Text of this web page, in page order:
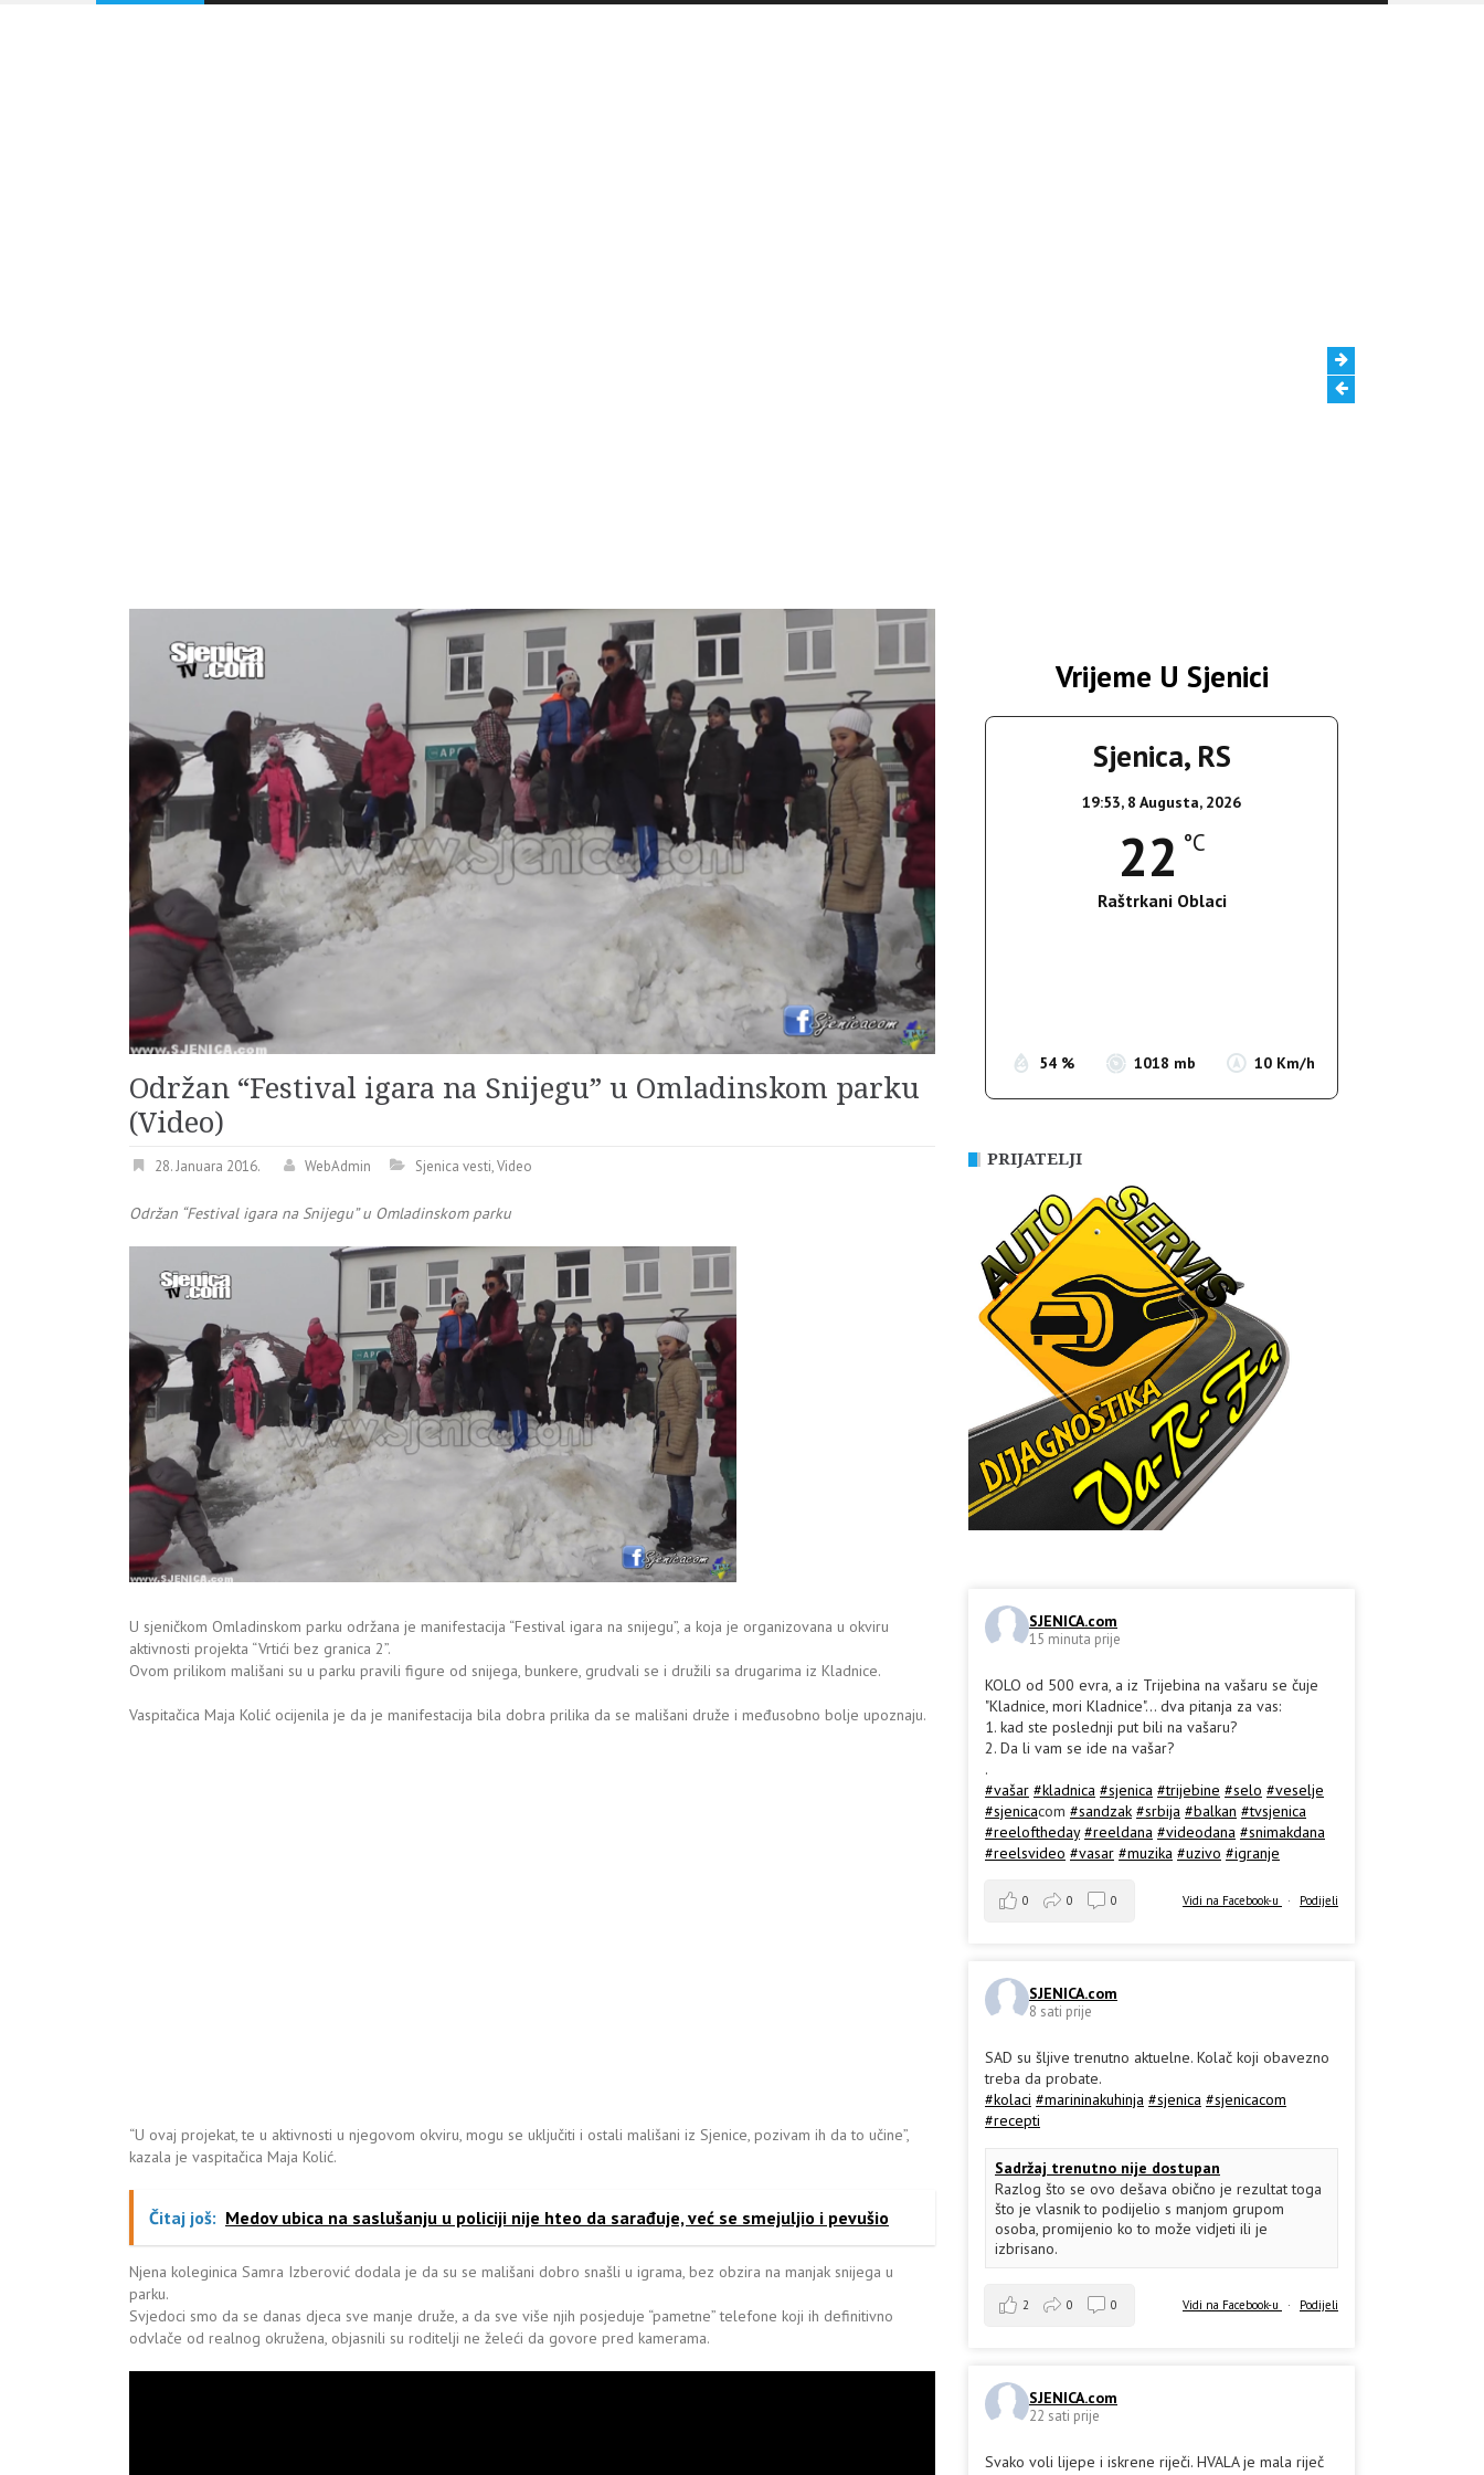
Održan “Festival igara na Snijegu” u Omladinskom parku
(Video)
28. Januara 2016. WebAdmin Sjenica vesti,Video
Održan “Festival igara na Snijegu” u Omladinskom parku
U sjeničkom Omladinskom parku održana je manifestacija “Festival igara na snijegu”, a koja je organizovana u okviru
aktivnosti projekta “Vrtići bez granica 2”.
Ovom prilikom mališani su u parku pravili figure od snijega, bunkere, grudvali se i družili sa drugarima iz Kladnice.
Vaspitačica Maja Kolić ocijenila je da je manifestacija bila dobra prilika da se mališani druže i međusobno bolje upoznaju.
“U ovaj projekat, te u aktivnosti u njegovom okviru, mogu se uključiti i ostali mališani iz Sjenice, pozivam ih da to učine”,
kazala je vaspitačica Maja Kolić.
Čitaj još: Medov ubica na saslušanju u policiji nije hteo da sarađuje, već se smejuljio i pevušio
Njena koleginica Samra Izberović dodala je da su se mališani dobro snašli u igrama, bez obzira na manjak snijega u
parku.
Svjedoci smo da se danas djeca sve manje druže, a da sve više njih posjeduje “pametne” telefone koji ih definitivno
odvlače od realnog okružena, objasnili su roditelji ne želeći da govore pred kamerama.
Vrijeme U Sjenici
Sjenica, RS
19:53, 8 Augusta, 2026
22 °C
Raštrkani Oblaci
54 % 1018 mb 10 Km/h
PRIJATELJI
SJENICA.com
15 minuta prije
KOLO od 500 evra, a iz Trijebina na vašaru se čuje
"Kladnice, mori Kladnice"... dva pitanja za vas:
1. kad ste poslednji put bili na vašaru?
2. Da li vam se ide na vašar?
.
#vašar #kladnica #sjenica #trijebine #selo #veselje
#sjenicacom #sandzak #srbija #balkan #tvsjenica
#reeloftheday #reeldana #videodana #snimakdana
#reelsvideo #vasar #muzika #uzivo #igranje
Vidi na Facebook-u · Podijeli
0 0 0
SJENICA.com
8 sati prije
SAD su šljive trenutno aktuelne. Kolač koji obavezno
treba da probate.
#kolaci #marininakuhinja #sjenica #sjenicacom
#recepti
Sadržaj trenutno nije dostupan
Razlog što se ovo dešava obično je rezultat toga
što je vlasnik to podijelio s manjom grupom
osoba, promijenio ko to može vidjeti ili je
izbrisano.
Vidi na Facebook-u · Podijeli
2 0 0
SJENICA.com
22 sati prije
Svako voli lijepe i iskrene riječi. HVALA je mala riječ